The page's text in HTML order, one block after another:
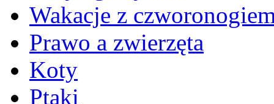
Wakacje z
Prawo a zwierzęta
Koty
Ptaki